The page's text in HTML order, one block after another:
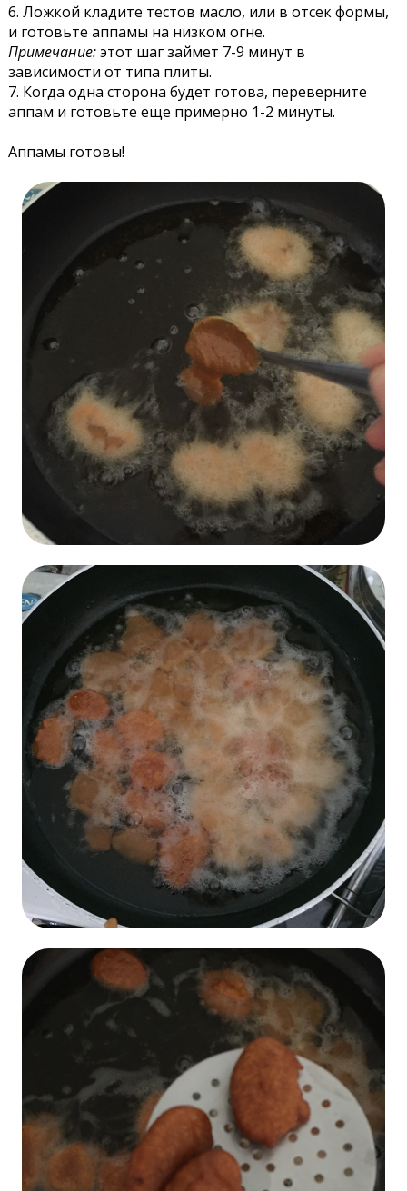
6. Ложкой кладите тестов масло, или в отсек формы,
и готовьте аппамы на низком огне.
Примечание:этот шаг займет 7-9 минут в
зависимости от типа плиты.
7. Когда одна сторона будет готова, переверните
аппам и готовьте еще примерно 1-2 минуты.
Аппамы готовы!